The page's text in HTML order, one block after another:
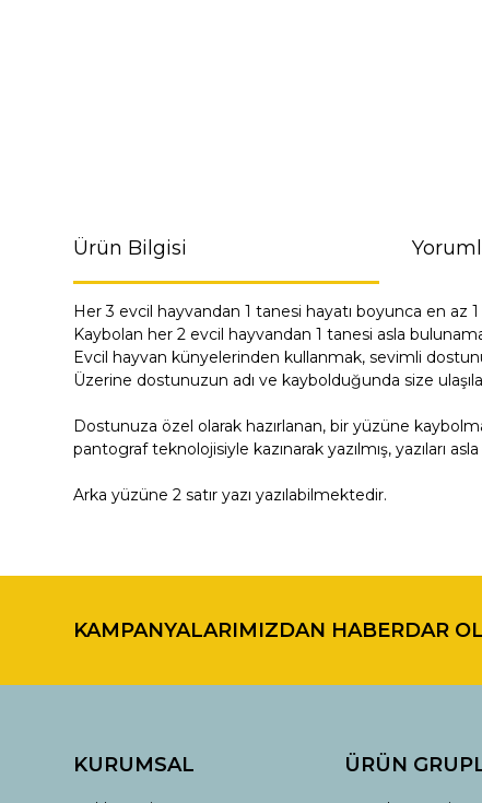
Ürün Bilgisi
Her 3 evcil hayvandan 1 tanesi hayatı boyunca en az
Kaybolan her 2 evcil hayvandan 1 tanesi asla
Evcil hayvan künyelerinden kullanmak, sevimli
Üzerine dostunuzun adı ve kaybolduğunda size
Dostunuza özel olarak hazırlanan, bir yüzüne
pantograf teknolojisiyle kazınarak yazılmış, yazıları
Arka yüzüne 2 satır yazı yazılabilmektedir.
Görüş ve önerileriniz için teşekkür ederiz.
Ürün resmi kalitesiz, bozuk veya görüntülenemiyor.
Ürün bilgilerinde hatalar bulunuyor.
Bu ürüne benzer farklı alternatifler olmalı.
KAMPANYALARIMIZDAN HABERDAR
KURUMSAL ÜRÜN